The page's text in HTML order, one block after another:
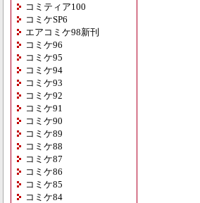
コミティア100
コミケSP6
エアコミケ98新刊
コミケ96
コミケ95
コミケ94
コミケ93
コミケ92
コミケ91
コミケ90
コミケ89
コミケ88
コミケ87
コミケ86
コミケ85
コミケ84